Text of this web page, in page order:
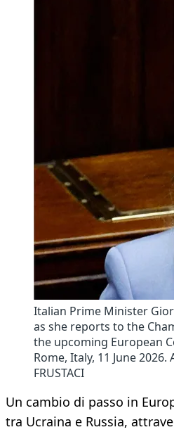
Italian Prime Minister
as she reports to the
the upcoming European
Rome, Italy, 11 June 2026.
FRUSTACI
Un cambio di passo in
tra Ucraina e Russia,